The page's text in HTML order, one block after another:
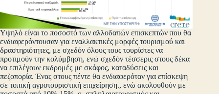
Υψηλό είναι το ποσοστό των αλλοδαπών επισκεπτών που θα
ενδιαφερόντουσαν για εναλλακτικές μορφές τουρισμού και
δραστηριότητες, με σχεδόν όλους τους τουρίστες να
προτιμούν την κολύμβηση, ενώ σχεδόν τέσσερις στους δέκα
να επιλέγουν εκδρομές με σκάφος, καταδύσεις και
πεζοπορία. Ένας στους πέντε θα ενδιαφερόταν για επίσκεψη
σε τοπική αγροτουριστική επιχείρηση., ενώ ακολουθούν με